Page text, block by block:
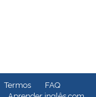
Termos
FAQ